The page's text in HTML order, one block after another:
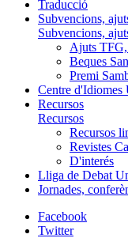
Traducció
Subvencions,
Subvencions,
Ajuts TFG,
Beques
Premi
Centre d'Idiomes
Recursos
Recursos
Recursos
Revistes
D'interés
Lliga de Debat
Jornades,
Facebook
Twitter